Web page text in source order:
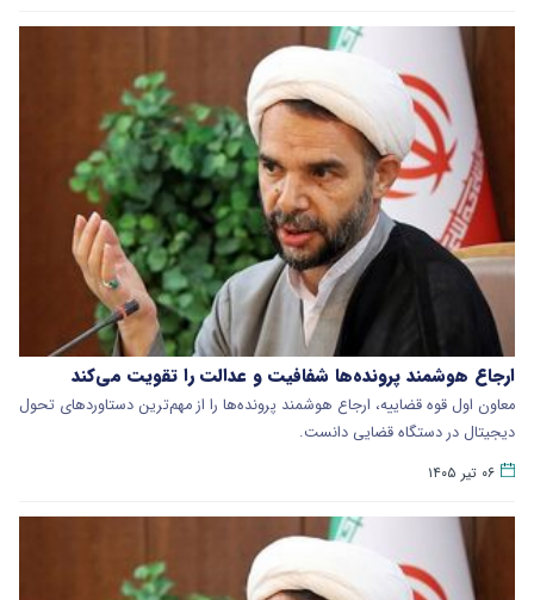
ارجاع هوشمند پرونده‌ها شفافیت و عدالت را تقویت می‌کند
معاون اول قوه قضاییه، ارجاع هوشمند پرونده‌ها را از مهم‌ترین دستاوردهای تحول
دیجیتال در دستگاه قضایی دانست.
۰۶ تیر ۱۴۰۵